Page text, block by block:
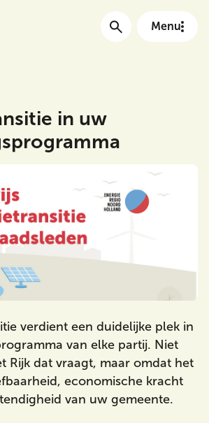
Menu
Zoeken
in uw
verdient een duidelijke plek in
van elke partij. Niet
Rijk dat vraagt, maar omdat het
economische kracht
van uw gemeente.